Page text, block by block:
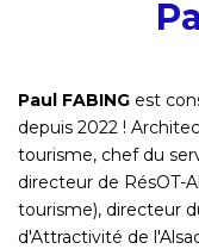
Paul FABING est
depuis 2022 !
tourisme, chef du
directeur de RésOT-
tourisme), directeur
d'Attractivité de